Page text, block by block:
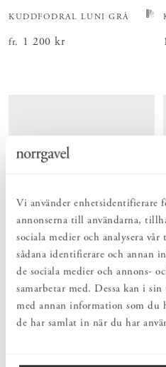
Vi använder enhetsidentifierare
annonserna till användarna,
sociala medier och analysera
sådana identifierare och annan
de sociala medier och annons-
samarbetar med. Dessa kan i
med annan information som
de har samlat in när du har
KUDDFODRAL LUNI GRÅ
fr. Pris:1 200 kr
1 200 kr
OBLEKT
Pris 1 200 kr
1 200 kr